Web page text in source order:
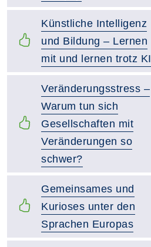
Künstliche Intelligenz
und Bildung – Lernen
mit und lernen trotz KI
Veränderungsstress –
Warum tun sich
Gesellschaften mit
Veränderungen so
schwer?
Gemeinsames und
Kurioses unter den
Sprachen Europas